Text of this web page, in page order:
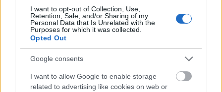
I want to opt-out of Collection, Use,
Retention, Sale, and/or Sharing of my
Personal Data that Is Unrelated with the
Purposes for which it was collected.
Opted Out
Google consents
I want to allow Google to enable storage
related to advertising like cookies on web or
verdenstoppen, med andreplass i verdenscupen
sammenlagt i vinter, flere medaljer fra de siste VM
og OL: sølv og bronse fra OL og VM stafett og ikke
minst OL-gullet på teamsprinten i 2022 sammen
slutten av juli, så en lengre utestengelse kan bety
slutten på idrettskarrieren, sier Wege.